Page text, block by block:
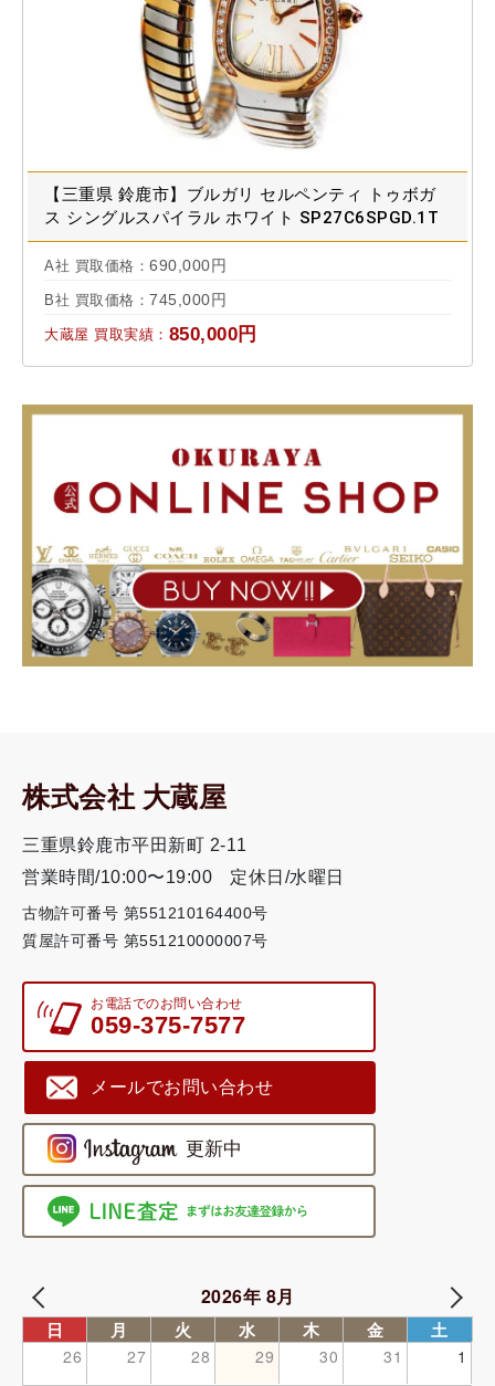
【三重県 鈴鹿市】ブルガリ セルペンティ トゥボガ
ス シングルスパイラル ホワイト SP27C6SPGD.1T
103131 買取実績 2024.09
A社 買取価格： 690,000円
B社 買取価格： 745,000円
大蔵屋 買取実績： 850,000円
株式会社 大蔵屋
三重県鈴鹿市平田新町 2-11
営業時間/10:00〜19:00
定休日/水曜日
古物許可番号 第551210164400号
質屋許可番号 第551210000007号
お電話でのお問い合わせ
059-375-7577
メールでお問い合わせ
2026年 8月
日 月 火 水 木 金 土
26 27 28 29 30 31
1